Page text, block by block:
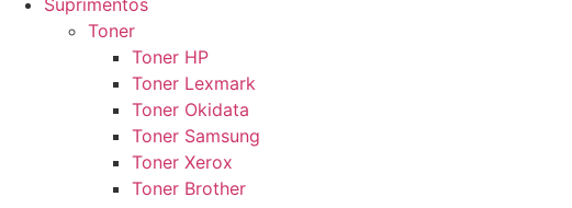
Suprimentos
Toner
Toner HP
Toner Lexmark
Toner Okidata
Toner Samsung
Toner Xerox
Toner Brother